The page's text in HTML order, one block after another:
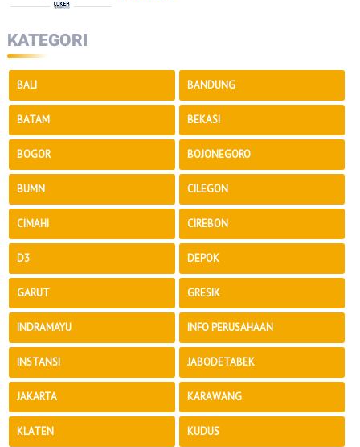
KATEGORI
BALI BANDUNG
BATAM BEKASI
BOGOR BOJONEGORO
BUMN CILEGON
CIMAHI CIREBON
D3 DEPOK
GARUT GRESIK
INDRAMAYU INFO PERUSAHAAN
INSTANSI JABODETABEK
JAKARTA KARAWANG
KLATEN KUDUS